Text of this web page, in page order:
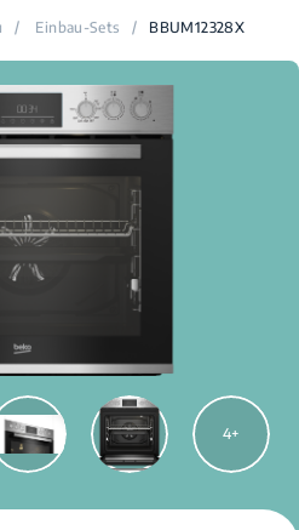
/ Einbau-Sets / BBUM12328X
4